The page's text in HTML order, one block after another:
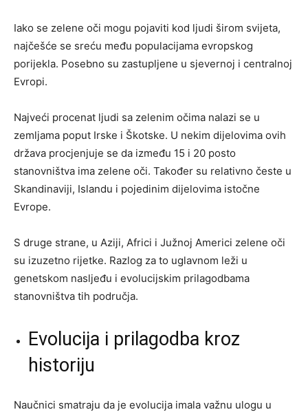
Iako se zelene oči mogu pojaviti kod ljudi širom svijeta,
najčešće se sreću među populacijama evropskog
porijekla. Posebno su zastupljene u sjevernoj i centralnoj
Evropi.
Najveći procenat ljudi sa zelenim očima nalazi se u
zemljama poput Irske i Škotske. U nekim dijelovima ovih
država procjenjuje se da između 15 i 20 posto
stanovništva ima zelene oči. Također su relativno česte u
Skandinaviji, Islandu i pojedinim dijelovima istočne
Evrope.
S druge strane, u Aziji, Africi i Južnoj Americi zelene oči
su izuzetno rijetke. Razlog za to uglavnom leži u
genetskom nasljeđu i evolucijskim prilagodbama
stanovništva tih područja.
Evolucija i prilagodba kroz
historiju
Naučnici smatraju da je evolucija imala važnu ulogu u